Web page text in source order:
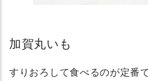
加賀丸いも
すりおろして食べるのが定番